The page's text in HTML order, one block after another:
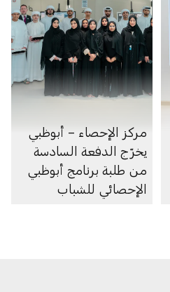
مركز الإحصاء – أبوظبي
يخرّج الدفعة السادسة
من طلبة برنامج أبوظبي
الإحصائي للشباب